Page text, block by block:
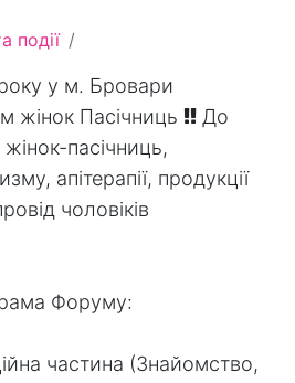
події
у м. Бровари
жінок Пасічниць
До
пасічниць,
апітерапії, продукції
чоловіків
Форуму:
частина (Знайомство,